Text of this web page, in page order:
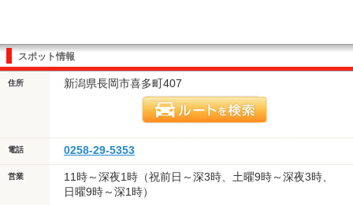
スポット情報
住所 新潟県長岡市喜多町407
電話 0258-29-5353
営業
11時～深夜1時（祝前日～深3時、土曜9時～深夜3時、
日曜9時～深1時）